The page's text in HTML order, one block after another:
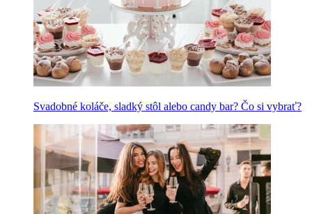
Svadobné koláče, sladký stôl alebo candy bar? Čo si vybrať?